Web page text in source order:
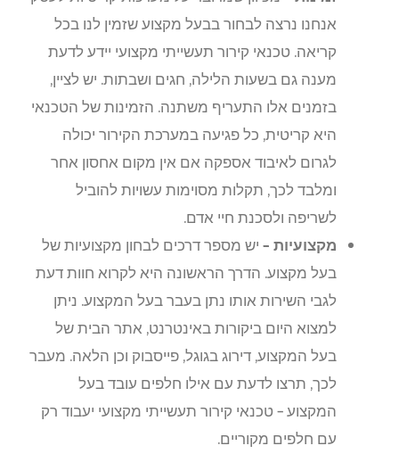
אנחנו נרצה לבחור בבעל מקצוע שזמין לנו בכל
קריאה. טכנאי קירור תעשייתי מקצועי יידע לדעת
מענה גם בשעות הלילה, חגים ושבתות. יש לציין,
בזמנים אלו התעריף משתנה. הזמינות של הטכנאי
היא קריטית, כל פגיעה במערכת הקירור יכולה
לגרום לאיבוד אספקה אם אין מקום אחסון אחר
ומלבד לכך, תקלות מסוימות עשויות להוביל
לשריפה ולסכנת חיי אדם.
מקצועיות –יש מספר דרכים לבחון מקצועיות של
בעל מקצוע. הדרך הראשונה היא לקרוא חוות דעת
לגבי השירות אותו נתן בעבר בעל המקצוע. ניתן
למצוא היום ביקורות באינטרנט, אתר הבית של
בעל המקצוע, דירוג בגוגל, פייסבוק וכן הלאה. מעבר
לכך, תרצו לדעת עם אילו חלפים עובד בעל
המקצוע – טכנאי קירור תעשייתי מקצועי יעבוד רק
עם חלפים מקוריים.